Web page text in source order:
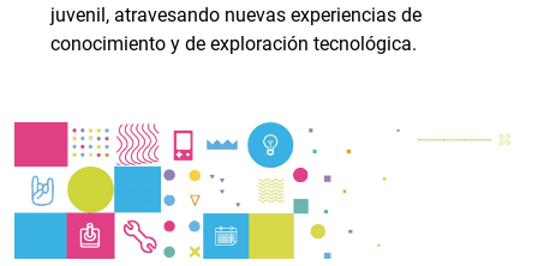
juvenil, atravesando nuevas experiencias de
conocimiento y de exploración tecnológica.